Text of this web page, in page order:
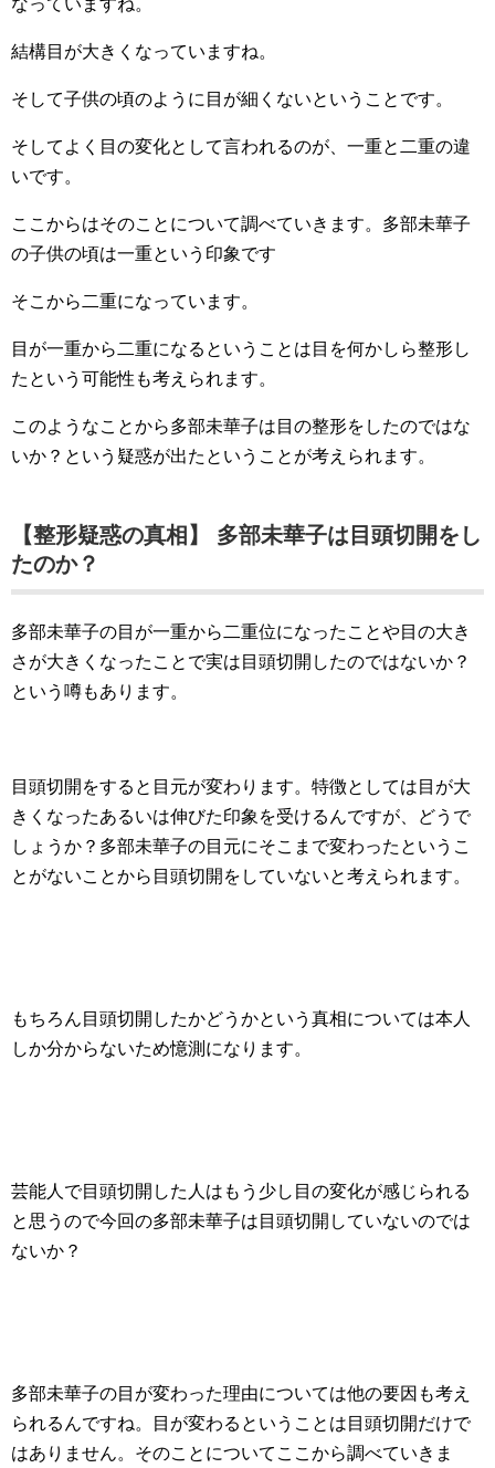
なっていますね。
結構目が大きくなっていますね。
そして子供の頃のように目が細くないということです。
そしてよく目の変化として言われるのが、一重と二重の違
いです。
ここからはそのことについて調べていきます。多部未華子
の子供の頃は一重という印象です
そこから二重になっています。
目が一重から二重になるということは目を何かしら整形し
たという可能性も考えられます。
このようなことから多部未華子は目の整形をしたのではな
いか？という疑惑が出たということが考えられます。
【整形疑惑の真相】 多部未華子は目頭切開をし
たのか？
多部未華子の目が一重から二重位になったことや目の大き
さが大きくなったことで実は目頭切開したのではないか？
という噂もあります。
目頭切開をすると目元が変わります。特徴としては目が大
きくなったあるいは伸びた印象を受けるんですが、どうで
しょうか？多部未華子の目元にそこまで変わったというこ
とがないことから目頭切開をしていないと考えられます。
もちろん目頭切開したかどうかという真相については本人
しか分からないため憶測になります。
芸能人で目頭切開した人はもう少し目の変化が感じられる
と思うので今回の多部未華子は目頭切開していないのでは
ないか？
多部未華子の目が変わった理由については他の要因も考え
られるんですね。目が変わるということは目頭切開だけで
はありません。そのことについてここから調べていきま